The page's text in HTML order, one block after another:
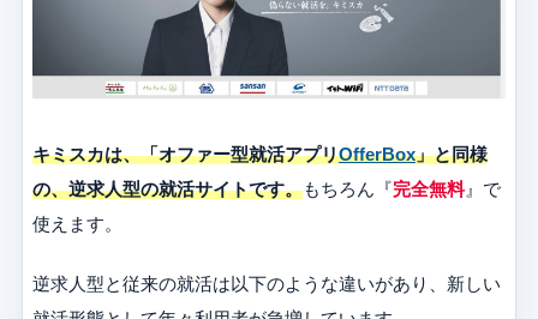
キミスカは、「オファー型就活アプリOfferBox」と同様
の、逆求人型の就活サイトです。もちろん『完全無料』で
使えます。
逆求人型と従来の就活は以下のような違いがあり、新しい